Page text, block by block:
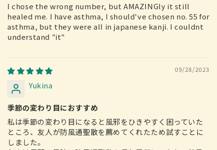
I chose the wrong number, but AMAZINGly it still
healed me. I have asthma, I should've chosen no. 55 for
asthma, but they were all in japanese kanji. I couldnt
understand "it"
09/28/2023
Yukina
季節の変わり目におすすめ
私は季節の変わり目になると風邪をひきやすく困っていた
ところ、友人が防風通聖散を薦めてくれたため試すことに
しました。